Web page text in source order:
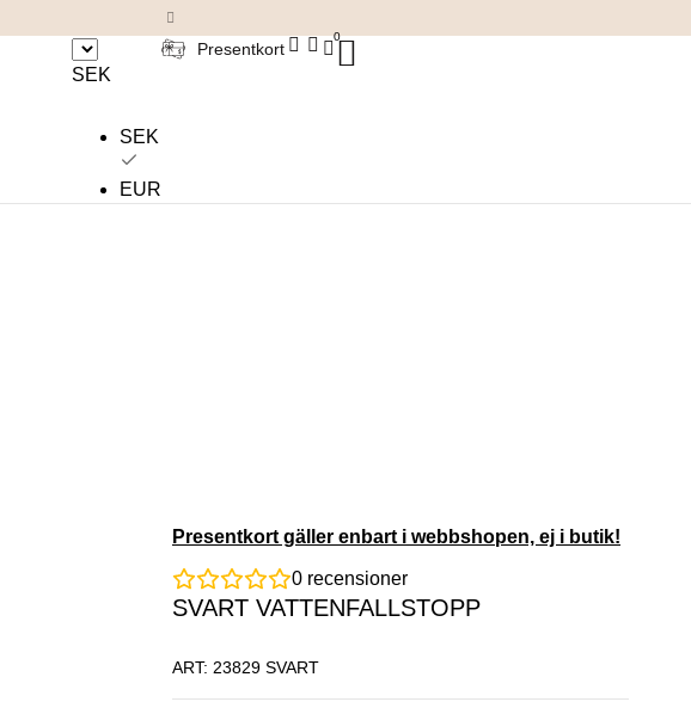
SEK
SEK
EUR
Presentkort
0
Presentkort gäller enbart i webbshopen, ej i butik!
0 recensioner
SVART VATTENFALLSTOPP
ART: 23829 SVART